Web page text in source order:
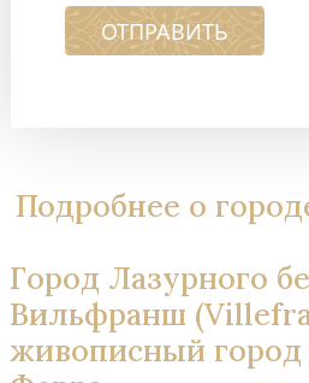
ОТПРАВИТЬ
Подробнее о
Город Лазурного
Вильфранш
живописный город